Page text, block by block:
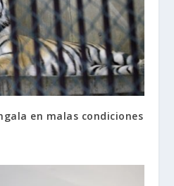
en malas condiciones